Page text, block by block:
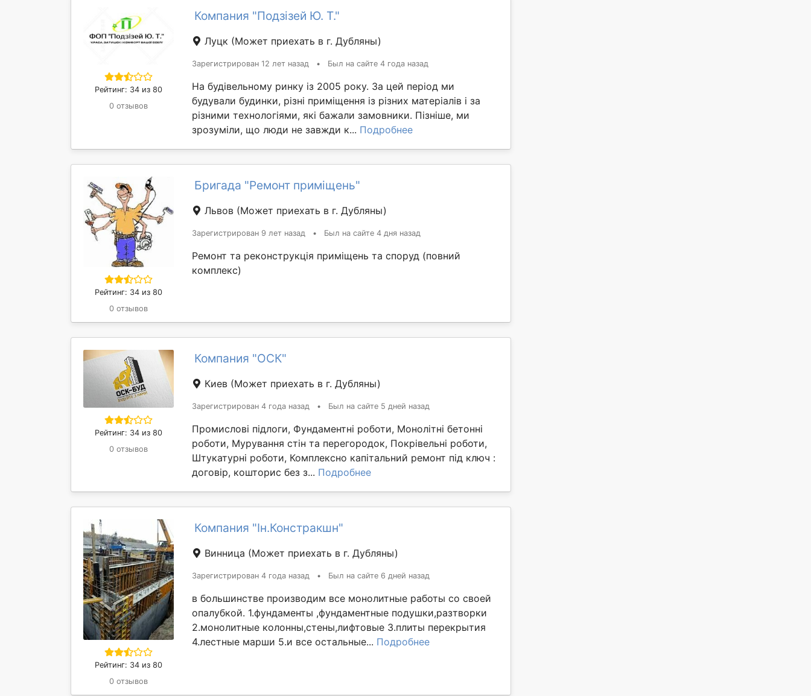
Рейтинг: 34 из 80
0 отзывов
Компания "Подзізей Ю. Т."
Луцк (Может приехать в г. Дубляны)
Зарегистрирован 12 лет назад • Был на сайте 4 года назад
На будівельному ринку із 2005 року. За цей період ми
будували будинки, різні приміщення із різних матеріалів і за
різними технологіями, які бажали замовники. Пізніше, ми
зрозуміли, що люди не завжди к... Подробнее
Рейтинг: 34 из 80
0 отзывов
Бригада "Ремонт приміщень"
Львов (Может приехать в г. Дубляны)
Зарегистрирован 9 лет назад • Был на сайте 4 дня назад
Ремонт та реконструкція приміщень та споруд (повний
комплекс)
Рейтинг: 34 из 80
0 отзывов
Компания "ОСК"
Киев (Может приехать в г. Дубляны)
Зарегистрирован 4 года назад • Был на сайте 5 дней назад
Промислові підлоги, Фундаментні роботи, Монолітні бетонні
роботи, Мурування стін та перегородок, Покрівельні роботи,
Штукатурні роботи, Комплексно капітальний ремонт під ключ :
договір, кошторис без з... Подробнее
Рейтинг: 34 из 80
0 отзывов
Компания "Ін.Констракшн"
Винница (Может приехать в г. Дубляны)
Зарегистрирован 4 года назад • Был на сайте 6 дней назад
в большинстве производим все монолитные работы со своей
опалубкой. 1.фундаменты ,фундаментные подушки,разтворки
2.монолитные колонны,стены,лифтовые 3.плиты перекрытия
4.лестные марши 5.и все остальные... Подробнее